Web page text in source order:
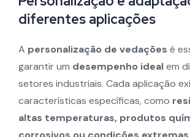
diferentes aplicações
A personalização de vedações é
garantir um desempenho idealem
setores industriais. Cada aplicação
características específicas, como
altas temperaturas, produtos